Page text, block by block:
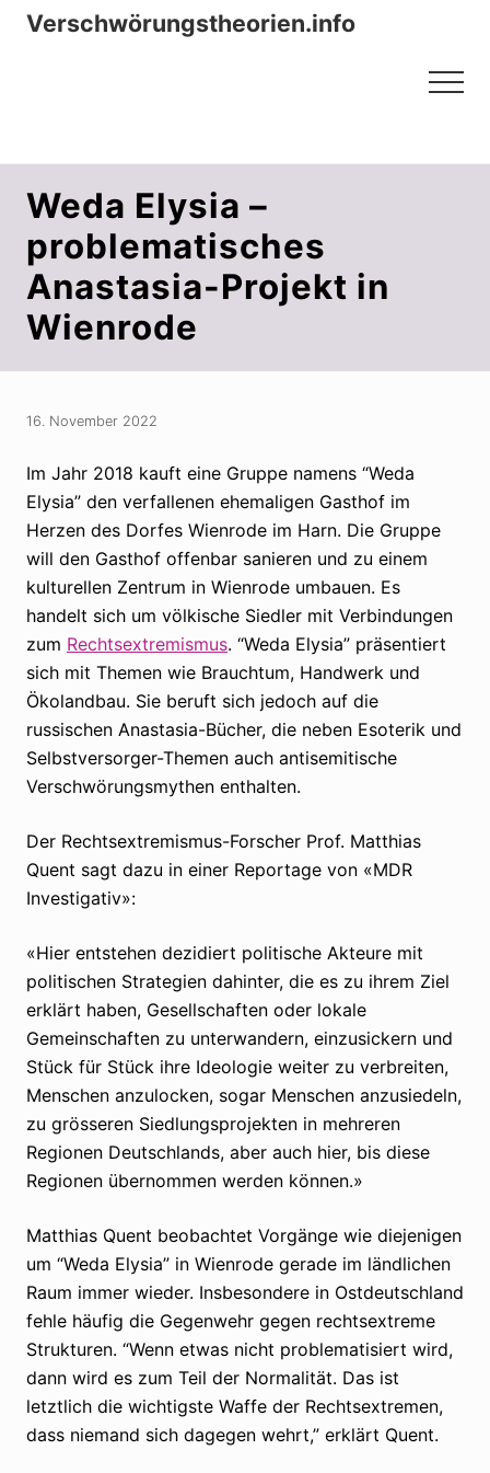
Menu
Zum
ZurVerschwörungstheorien.info
Menu
Weda Elysia –
problematisches
Anastasia-Projekt in
Wienrode
16. November 2022
Im Jahr 2018 kauft eine Gruppe namens “Weda
Elysia” den verfallenen ehemaligen Gasthof im
Herzen des Dorfes Wienrode im Harn. Die Gruppe
will den Gasthof offenbar sanieren und zu einem
kulturellen Zentrum in Wienrode umbauen. Es
handelt sich um völkische Siedler mit Verbindungen
zum Rechtsextremismus. “Weda Elysia” präsentiert
sich mit Themen wie Brauchtum, Handwerk und
Ökolandbau. Sie beruft sich jedoch auf die
russischen Anastasia-Bücher, die neben Esoterik und
Selbstversorger-Themen auch antisemitische
Verschwörungsmythen enthalten.
Der Rechtsextremismus-Forscher Prof. Matthias
Quent sagt dazu in einer Reportage von «MDR
Investigativ»:
«Hier entstehen dezidiert politische Akteure mit
politischen Strategien dahinter, die es zu ihrem Ziel
erklärt haben, Gesellschaften oder lokale
Gemeinschaften zu unterwandern, einzusickern und
Stück für Stück ihre Ideologie weiter zu verbreiten,
Menschen anzulocken, sogar Menschen anzusiedeln,
zu grösseren Siedlungsprojekten in mehreren
Regionen Deutschlands, aber auch hier, bis diese
Regionen übernommen werden können.»
Matthias Quent beobachtet Vorgänge wie diejenigen
um “Weda Elysia” in Wienrode gerade im ländlichen
Raum immer wieder. Insbesondere in Ostdeutschland
fehle häufig die Gegenwehr gegen rechtsextreme
Strukturen. “Wenn etwas nicht problematisiert wird,
dann wird es zum Teil der Normalität. Das ist
letztlich die wichtigste Waffe der Rechtsextremen,
dass niemand sich dagegen wehrt,” erklärt Quent.